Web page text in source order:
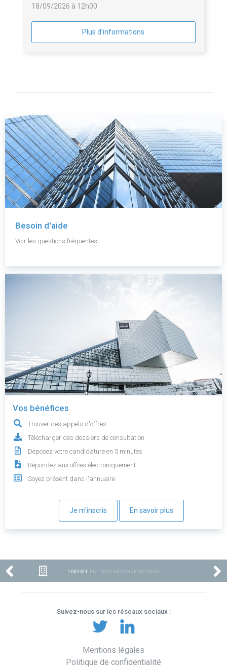
Saint Cyr Mère Boitier
18/09/2026 à 12h00
Plus d'informations
Besoin d'aide
Voir les questions fréquentes.
Vos bénéfices
Trouver des appels d'offres
Télécharger des dossiers de consultation
Déposez votre candidature en 5 minutes
Répondez aux offres électroniquement
Soyez présent dans l'annuaire
Je m'inscris En savoir plus
1 002 611 ENTREPRISES ENREGISTRÉES
Suivez-nous sur les réseaux sociaux :
Mentions légales
Politique de confidentialité